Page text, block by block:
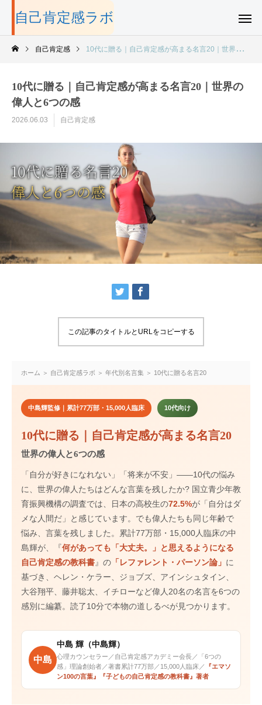
自己肯定感ラボ
自己肯定感 10代に贈る｜自己肯定感が高まる名言20｜世界の偉人と6つの感
10代に贈る｜自己肯定感が高まる名言20｜世界の
偉人と6つの感
2026.06.03 自己肯定感
この記事のタイトルとURLをコピーする
ホーム ＞ 自己肯定感ラボ ＞ 年代別名言集 ＞ 10代に贈る名言20
中島輝監修｜累計77万部・15,000人臨床 10代向け
10代に贈る｜自己肯定感が高まる名言20
世界の偉人と6つの感
「自分が好きになれない」「将来が不安」——10代の悩み
に、世界の偉人たちはどんな言葉を残したか? 国立青少年教
育振興機構の調査では、日本の高校生の72.5%が「自分はダ
メな人間だ」と感じています。でも偉人たちも同じ年齢で
悩み、言葉を残しました。累計77万部・15,000人臨床の中
島輝が、『何があっても「大丈夫。」と思えるようになる
自己肯定感の教科書』の 「レファレント・パーソン論」 に
基づき、ヘレン・ケラー、ジョブズ、アインシュタイン、
大谷翔平、藤井聡太、イチローなど偉人20名の名言を6つの
感別に編纂。読了10分で本物の道しるべが見つかります。
中島
中島 輝（中島輝）
心理カウンセラー／自己肯定感アカデミー会長／「6つの
感」理論創始者／著書累計77万部／15,000人臨床／
『エマソ
ン100の言葉』『子どもの自己肯定感の教科書』著者